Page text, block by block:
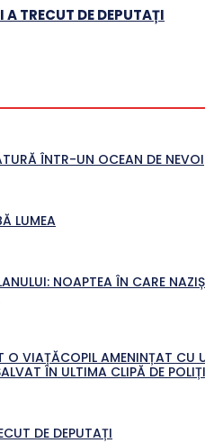
TRECUT DE DEPUTAȚI
ÎNTR-UN OCEAN DE NEVOI
LUMEA
NOAPTEA ÎN CARE
O VIAȚĂCOPIL AMENINȚAT CU
ÎN ULTIMA CLIPĂ DE
DE DEPUTAȚI